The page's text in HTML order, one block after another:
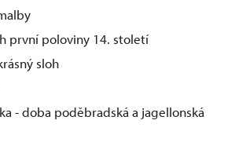
první poloviny 14. století
sloh
- doba poděbradská a jagellonská